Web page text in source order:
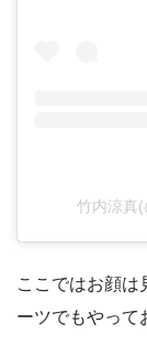
竹内涼真
ここではお顔は
ーツでもやって